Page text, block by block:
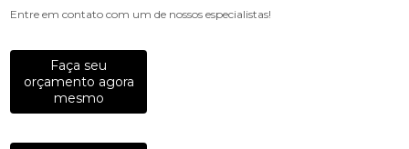
Entre em contato com um de nossos especialistas!
Faça seu
orçamento agora
mesmo